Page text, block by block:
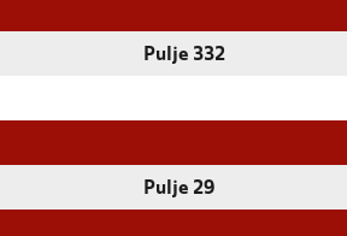
Pulje 332
Pulje 29